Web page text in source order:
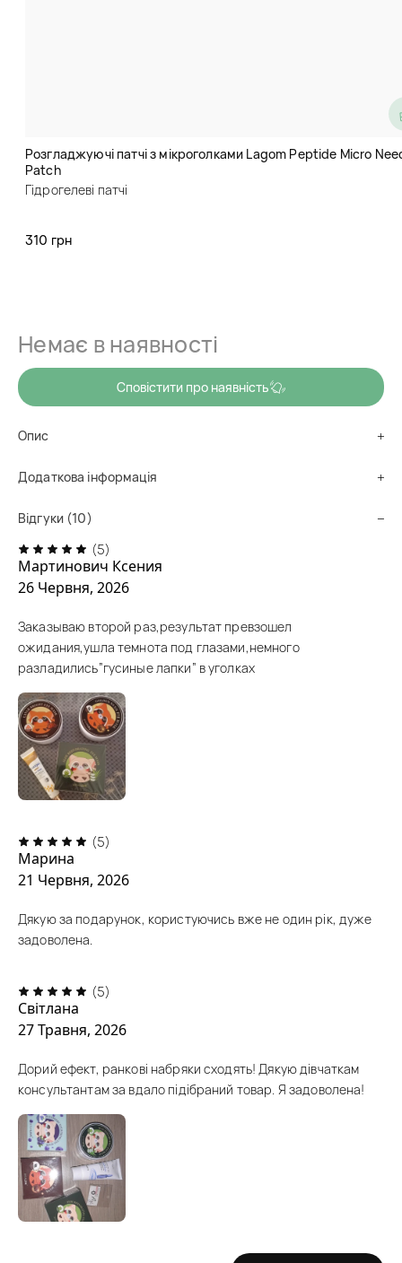
Розгладжуючі патчі з мікроголками Lagom Peptide Micro
Patch
Гідрогелеві патчі
310 грн
Очі
Усувають набряклість, сухість, освіжають. Гідрогелеві патчі
Немає в наявності
Сповістити про наявність
Опис
Додаткова інформація
Відгуки (10)
(5)
Мартинович Ксения
26 Червня, 2026
Заказываю второй раз,результат превзошел
ожидания,ушла темнота под глазами,немного
разладились”гусиные лапки” в уголках
(5)
Марина
21 Червня, 2026
Дякую за подарунок, користуючись вже не один рік, дуже
задоволена.
(5)
Світлана
27 Травня, 2026
Дорий ефект, ранкові набряки сходять! Дякую дівчаткам
консультантам за вдало підібраний товар. Я задоволена!